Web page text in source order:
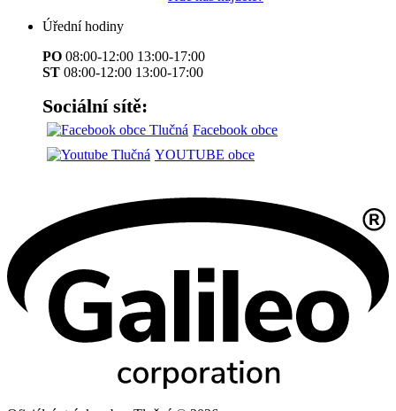
Úřední hodiny
PO 08:00-12:00 13:00-17:00
ST 08:00-12:00 13:00-17:00
Sociální sítě:
Facebook obce
YOUTUBE obce